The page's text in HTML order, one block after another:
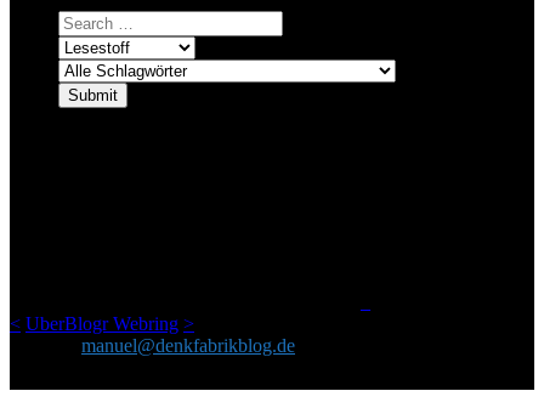
< UberBlogr Webring >
manuel@denkfabrikblog.de